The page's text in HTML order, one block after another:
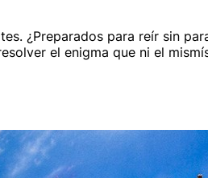
¿Preparados para reír sin
el enigma que ni el